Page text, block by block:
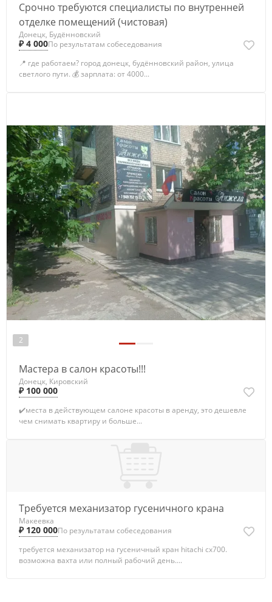
Срочно требуются специалисты по внутренней
отделке помещений (чистовая)
Донецк, Будённовский
₽ 4 000По результатам собеседования
📍 где работаем? город донецк, будённовский район, улица
светлого пути. 💰 зарплата: от 4000...
2
Мастера в салон красоты!!!
Донецк, Кировский
₽ 100 000
✔️места в действующем салоне красоты в аренду, это дешевле
чем снимать квартиру и больше...
Требуется механизатор гусеничного крана
Макеевка
₽ 120 000По результатам собеседования
требуется механизатор на гусеничный кран hitachi сх700.
возможна вахта или полный рабочий день....